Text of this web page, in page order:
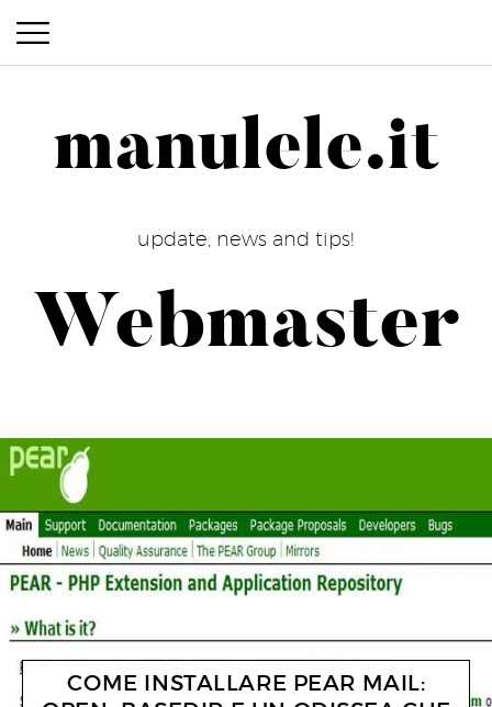
manulele.it
manulele.it
update, news and tips!
Webmaster
COME INSTALLARE PEAR MAIL: